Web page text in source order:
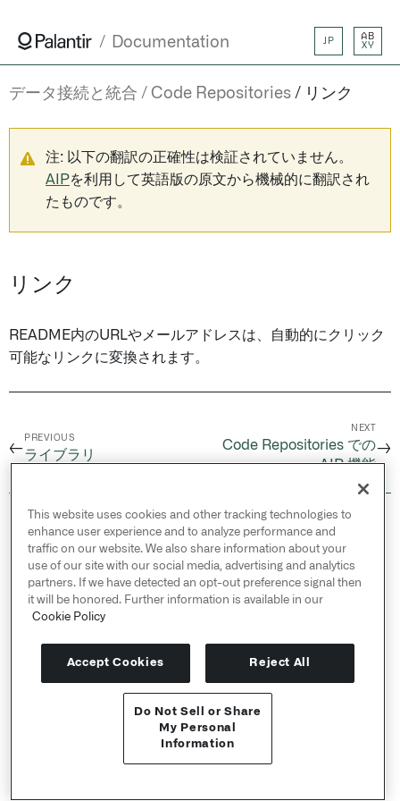
Documentation
Send feedback
JP
AB
XY
データ接続と統合 Code Repositories リンク
注: 以下の翻訳の正確性は検証されていません。
AIPを利用して英語版の原文から機械的に翻訳され
たものです。
リンク
README内のURLやメールアドレスは、自動的にクリック
可能なリンクに変換されます。
←
PREVIOUS
ライブラリ
NEXT
Code Repositories での
AIP 機能
→
© 2026 Palantir Technologies Inc. All rights
reserved.
Cookies Statement ↗
Privacy Statement ↗
Terms of Use ↗
Do Not Sell or Share My Personal Information
This website uses cookies and other tracking technologies to
enhance user experience and to analyze performance and
traffic on our website. We also share information about your
use of our site with our social media, advertising and analytics
partners. If we have detected an opt-out preference signal then
it will be honored. Further information is available in our
Cookie Policy
Accept Cookies Reject All
Do Not Sell or Share
My Personal
Information